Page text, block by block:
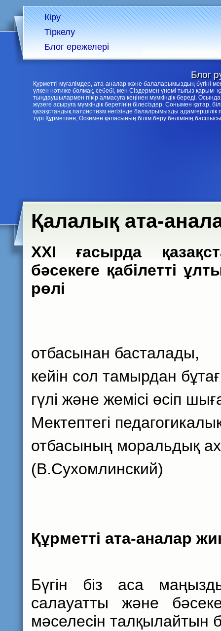
Кіру
Тіркелу
Блог ережелері
Блог
Құрметті мұғалімдер, ата-аналар және балаларымыздың
үлкен нәтиже болмақ, себебі, мен Сіздермен үнемі тығыз қарым-
тыңдаушылармен пікір алмасуға кеңінен мүмкіндік береді.
жүзеге асыруға мүмкіндік беретінін білесіздер. Сонымен қатар,
қазақстандық патриотизм негізінде балалрымызды
түрі.Құрметпен, Өскемен қаласының білім беру бөлімінің басшысы
Қалалық ата-
XXI
ғасырда
бәсекеге қабілетті
рөлі
отбасынан басталады,
кейін сол тамырдан
гүлі және жемісі өсіп
Мектептегі
отбасының моральдық
(В.Сухомлинский)
Құрметті ата-аналар
Бүгін біз аса
салауатты және
мәселесін талқылайтын